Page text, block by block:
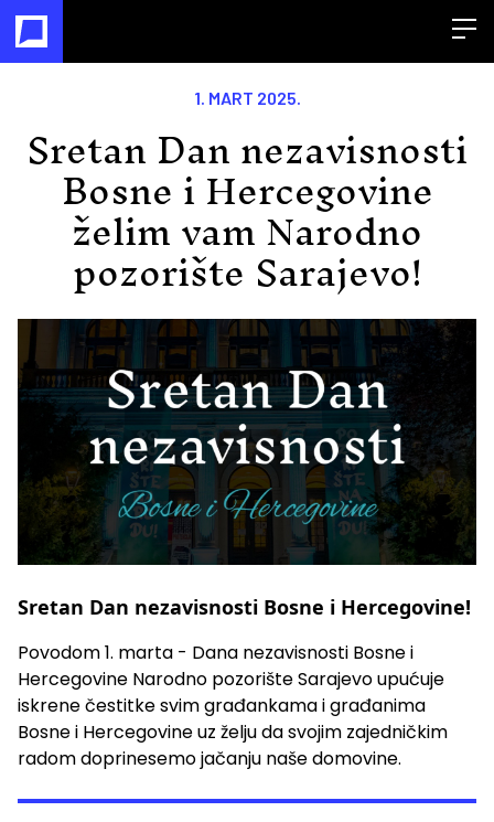
1. MART 2025.
Sretan Dan nezavisnosti
Bosne i Hercegovine
želim vam Narodno
pozorište Sarajevo!
Sretan Dan nezavisnosti Bosne i Hercegovine!
Povodom 1. marta - Dana nezavisnosti Bosne i
Hercegovine Narodno pozorište Sarajevo upućuje
iskrene čestitke svim građankama i građanima
Bosne i Hercegovine uz želju da svojim zajedničkim
radom doprinesemo jačanju naše domovine.